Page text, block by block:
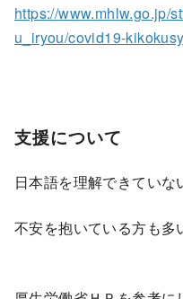
https://www.mhlw.go.jp/
u_iryou/covid19-
支援について
日本語を理解できていな
不安を抱いている方も多